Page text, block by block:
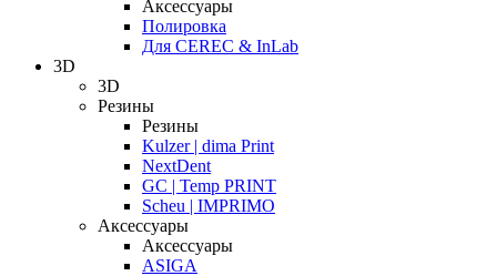
Аксессуары
Полировка
Для CEREC & InLab
3D
3D
Резины
Резины
Kulzer | dima Print
NextDent
GC | Temp PRINT
Scheu | IMPRIMO
Аксессуары
Аксессуары
ASIGA